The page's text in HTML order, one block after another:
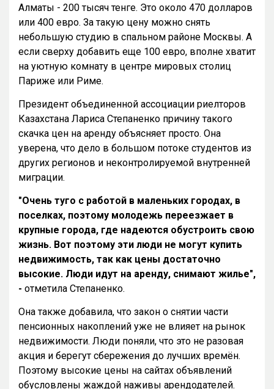
Алматы - 200 тысяч тенге. Это около 470 долларов
или 400 евро. За такую цену можно снять
небольшую студию в спальном районе Москвы. А
если сверху добавить еще 100 евро, вполне хватит
на уютную комнату в центре мировых столиц
Париже или Риме.
Президент объединенной ассоциации риелторов
Казахстана Лариса Степаненко причину такого
скачка цен на аренду объясняет просто. Она
уверена, что дело в большом потоке студентов из
других регионов и неконтролируемой внутренней
миграции.
"Очень туго с работой в маленьких городах, в
поселках, поэтому молодежь переезжает в
крупные города, где надеются обустроить свою
жизнь. Вот поэтому эти люди не могут купить
недвижимость, так как цены достаточно
высокие. Люди идут на аренду, снимают жилье",
- отметила Степаненко.
Она также добавила, что закон о снятии части
пенсионных накоплений уже не влияет на рынок
недвижимости. Люди поняли, что это не разовая
акция и берегут сбережения до лучших времён.
Поэтому высокие цены на сайтах объявлений
обусловлены жаждой наживы арендодателей.